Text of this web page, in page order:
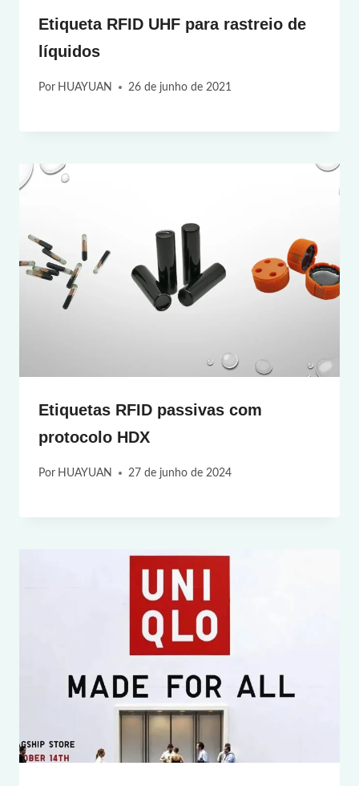
Etiqueta RFID UHF para rastreio de
líquidos
Por HUAYUAN 26 de junho de 2021
Etiquetas RFID passivas com
protocolo HDX
Por HUAYUAN 27 de junho de 2024